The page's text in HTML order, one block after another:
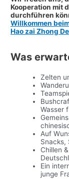
Kooperation mit
durchführen
Willkommen
Hao zai Zhong
Was
Zelten
Wasser
Auf
Snacks,
Chillen
Ein
junge